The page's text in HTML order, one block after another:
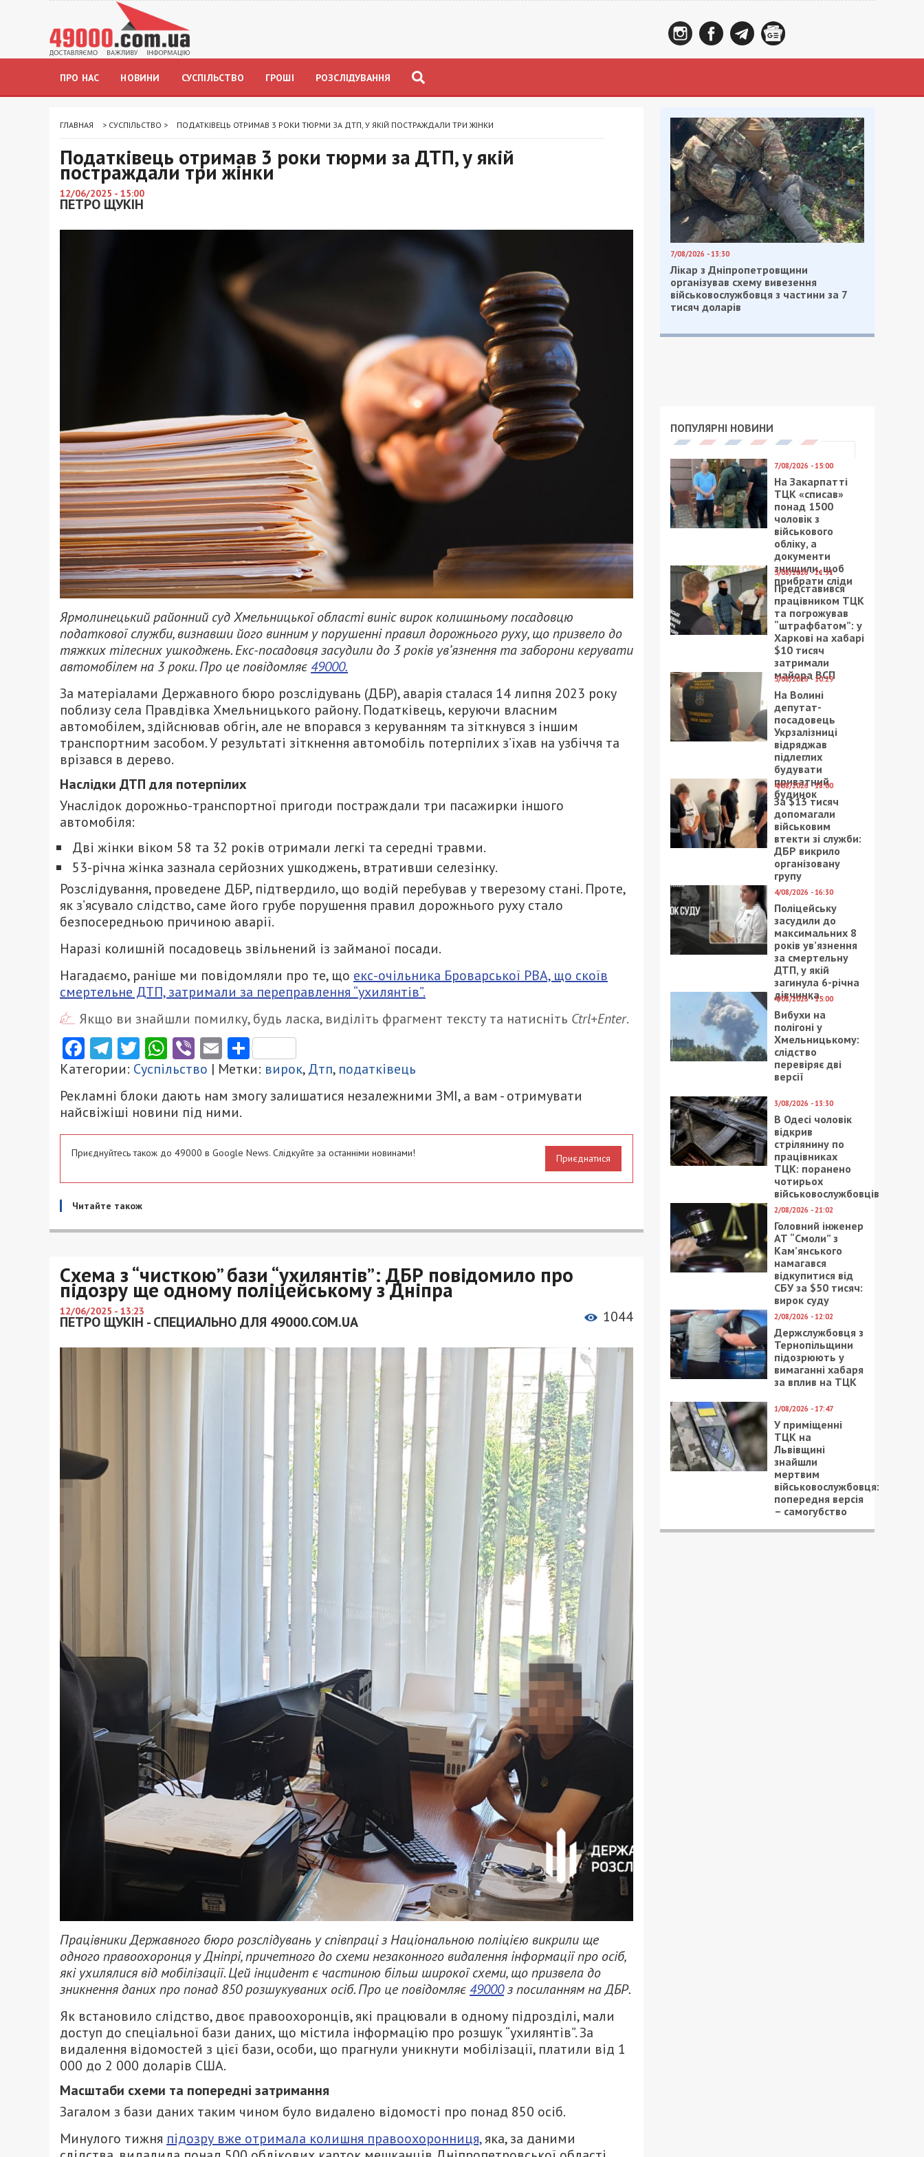
ПРО НАС НОВИНИ СУСПІЛЬСТВО ГРОШІ РОЗСЛІДУВАННЯ
ГЛАВНАЯ > СУСПІЛЬСТВО > ПОДАТКІВЕЦЬ ОТРИМАВ 3 РОКИ ТЮРМИ ЗА ДТП, У ЯКІЙ ПОСТРАЖДАЛИ ТРИ ЖІНКИ
Податківець отримав 3 роки тюрми за ДТП, у якій
постраждали три жінки
12/06/2025 - 15:00
ПЕТРО ЩУКІН
Ярмолинецький районний суд Хмельницької області виніс вирок колишньому посадовцю
податкової служби, визнавши його винним у порушенні правил дорожнього руху, що призвело до
тяжких тілесних ушкоджень. Екс-посадовця засудили до 3 років ув’язнення та заборони керувати
автомобілем на 3 роки. Про це повідомляє49000.
За матеріалами Державного бюро розслідувань (ДБР), аварія сталася 14 липня 2023 року
поблизу села Правдівка Хмельницького району. Податківець, керуючи власним
автомобілем, здійснював обгін, але не впорався з керуванням та зіткнувся з іншим
транспортним засобом. У результаті зіткнення автомобіль потерпілих з’їхав на узбіччя та
врізався в дерево.
Наслідки ДТП для потерпілих
Унаслідок дорожньо-транспортної пригоди постраждали три пасажирки іншого
автомобіля:
Дві жінки віком 58 та 32 років отримали легкі та середні травми.
53-річна жінка зазнала серйозних ушкоджень, втративши селезінку.
Розслідування, проведене ДБР, підтвердило, що водій перебував у тверезому стані. Проте,
як з’ясувало слідство, саме його грубе порушення правил дорожнього руху стало
безпосередньою причиною аварії.
Наразі колишній посадовець звільнений із займаної посади.
Нагадаємо, раніше ми повідомляли про те, що екс-очільника Броварської РВА, що скоїв
смертельне ДТП, затримали за переправлення “ухилянтів”.
Якщо ви знайшли помилку, будь ласка, виділіть фрагмент тексту та натисніть Ctrl+Enter.
Facebook
Telegram
Twitter
WhatsApp
ViberEmailПоділитися
Категории: Суспільство | Метки: вирок,Дтп, податківець
Рекламні блоки дають нам змогу залишатися незалежними ЗМІ, а вам - отримувати
найсвіжіші новини під ними.
Приєднуйтесь також до 49000 в Google News. Слідкуйте за останніми новинами! Приєднатися
Читайте також
Схема з “чисткою” бази “ухилянтів”: ДБР повідомило про
підозру ще одному поліцейському з Дніпра
12/06/2025 - 13:23
ПЕТРО ЩУКІН - СПЕЦИАЛЬНО ДЛЯ 49000.COM.UA 1044
Працівники Державного бюро розслідувань у співпраці з Національною поліцією викрили ще
одного правоохоронця у Дніпрі, причетного до схеми незаконного видалення інформації про осіб,
які ухилялися від мобілізації. Цей інцидент є частиною більш широкої схеми, що призвела до
зникнення даних про понад 850 розшукуваних осіб. Про це повідомляє49000з посиланням на ДБР.
Як встановило слідство, двоє правоохоронців, які працювали в одному підрозділі, мали
доступ до спеціальної бази даних, що містила інформацію про розшук “ухилянтів”. За
видалення відомостей з цієї бази, особи, що прагнули уникнути мобілізації, платили від 1
000 до 2 000 доларів США.
Масштаби схеми та попередні затримання
Загалом з бази даних таким чином було видалено відомості про понад 850 осіб.
Минулого тижня підозру вже отримала колишня правоохоронниця,яка, за даними
7/08/2026 - 13:30
Лікар з Дніпропетровщини
організував схему вивезення
військовослужбовця з частини за 7
тисяч доларів
ПОПУЛЯРНІ НОВИНИ
7/08/2026 - 15:00
На Закарпатті
ТЦК «списав»
понад 1500
чоловік з
військового
обліку, а
документи
знищили, щоб
прибрати сліди
5/08/2026 - 21:31
Представився
працівником ТЦК
та погрожував
“штрафбатом”: у
Харкові на хабарі
$10 тисяч
затримали
майора ВСП
5/08/2026 - 10:29
На Волині
депутат-
посадовець
Укрзалізниці
відряджав
підлеглих
будувати
приватний
будинок
4/08/2026 - 18:00
За $13 тисяч
допомагали
військовим
втекти зі служби:
ДБР викрило
організовану
групу
4/08/2026 - 16:30
Поліцейську
засудили до
максимальних 8
років ув’язнення
за смертельну
ДТП, у якій
загинула 6-річна
дівчинка
4/08/2026 - 15:00
Вибухи на
полігоні у
Хмельницькому:
слідство
перевіряє дві
версії
3/08/2026 - 13:30
В Одесі чоловік
відкрив
стрілянину по
працівниках
ТЦК: поранено
чотирьох
військовослужбовців
2/08/2026 - 21:02
Головний інженер
АТ “Смоли” з
Кам’янського
намагався
відкупитися від
СБУ за $50 тисяч:
вирок суду
2/08/2026 - 12:02
Держслужбовця з
Тернопільщини
підозрюють у
вимаганні хабаря
за вплив на ТЦК
1/08/2026 - 17:47
У приміщенні
ТЦК на
Львівщині
знайшли
мертвим
військовослужбовця:
попередня версія
– самогубство